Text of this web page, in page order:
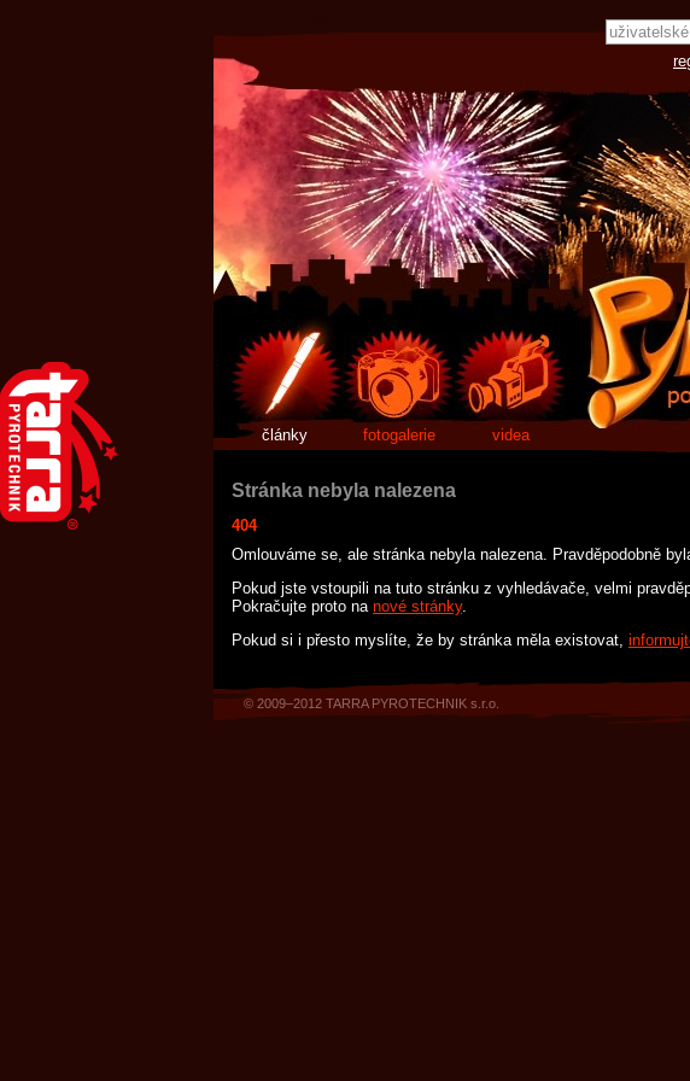
články fotogalerie videa
Stránka nebyla nalezena
404
Omlouváme se, ale stránka nebyla nalezena. Pravděpodobně
Pokud jste vstoupili na tuto stránku z vyhledávače, velmi
Pokračujte proto na nové stránky.
Pokud si i přesto myslíte, že by stránka měla existovat,
© 2009–2012 TARRA PYROTECHNIK s.r.o.